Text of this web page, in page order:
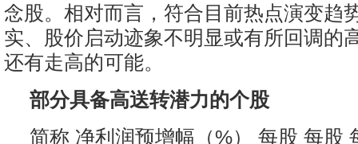
念股。相对而言，符合目前热点演变趋
实、股价启动迹象不明显或有所回调的
还有走高的可能。
部分具备高送转潜力的个股
简称 净利润预增幅（%） 每股 每股